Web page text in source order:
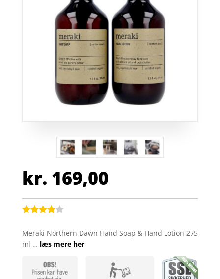
kr. 169,00
ud af 5
baseret
ømmelse
Meraki Northern Dawn Hand Soap & Hand Lotion 275
ml … læs mere her